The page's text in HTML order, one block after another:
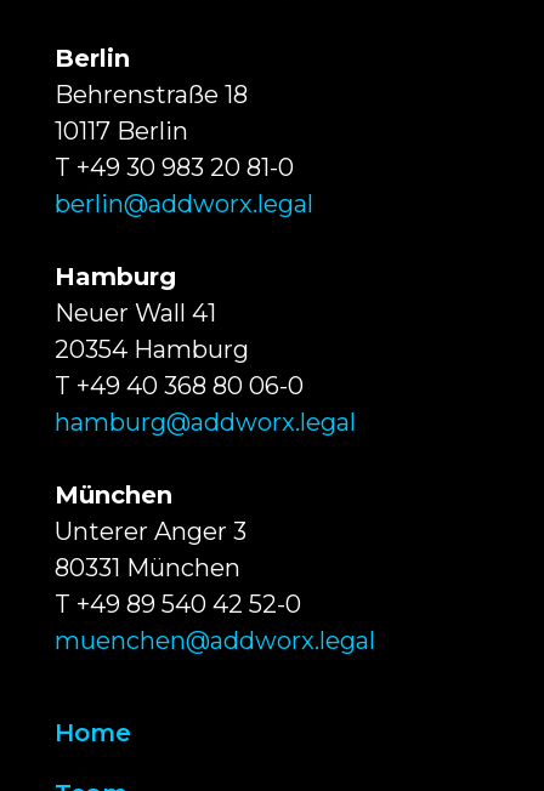
Berlin
Behrenstraße 18
10117 Berlin
T +49 30 983 20 81-0
berlin@addworx.legal
Hamburg
Neuer Wall 41
20354 Hamburg
T +49 40 368 80 06-0
hamburg@addworx.legal
München
Unterer Anger 3
80331 München
T +49 89 540 42 52-0
muenchen@addworx.legal
Home